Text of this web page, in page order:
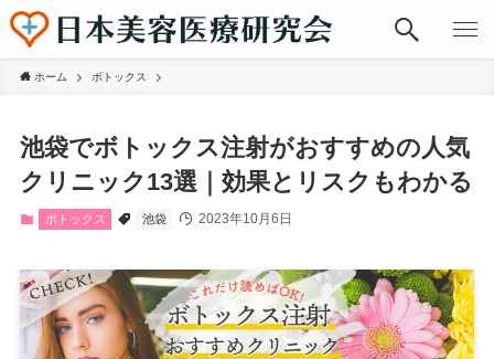
ホーム ボトックス
池袋でボトックス注射がおすすめの人気
クリニック13選｜効果とリスクもわかる
ボトックス 池袋 2023年10月6日